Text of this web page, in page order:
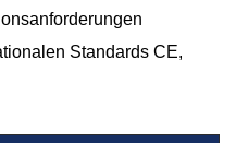
Standards CE,